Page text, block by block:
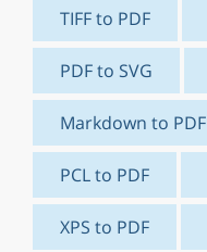
TIFF to PDF
PDF to SVG
Markdown to PDF
PCL to PDF
XPS to PDF